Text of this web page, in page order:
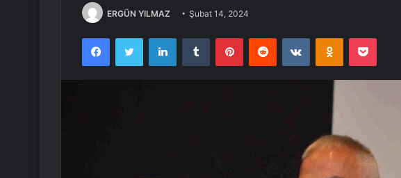
ERGÜN YILMAZ Şubat 14, 2024
FacebookTwitter LinkedInTumblr PinterestReddit VKontakteOdnoklassniki
Pocket